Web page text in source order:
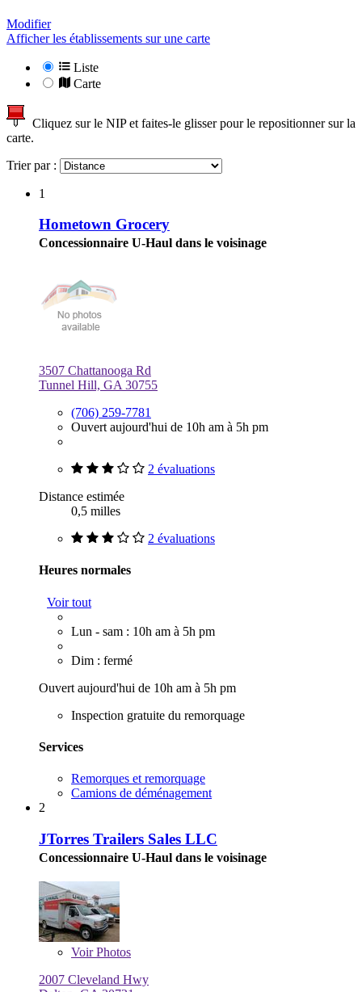
Modifier
Afficher les établissements sur une carte
Liste
Carte
Cliquez sur le NIP et faites-le glisser pour le repositionner sur la
carte.
Trier par :
1
Hometown Grocery
Concessionnaire U-Haul dans le voisinage
3507 Chattanooga Rd
Tunnel Hill, GA 30755
(706) 259-7781
Ouvert aujourd'hui de 10h am à 5h pm
2 évaluations
Distance estimée
0,5 milles
2 évaluations
Heures normales
Voir tout
Lun - sam : 10h am à 5h pm
Dim : fermé
Ouvert aujourd'hui de 10h am à 5h pm
Inspection gratuite du remorquage
Services
Remorques et remorquage
Camions de déménagement
2
JTorres Trailers Sales LLC
Concessionnaire U-Haul dans le voisinage
VoirPhotos
2007 Cleveland Hwy